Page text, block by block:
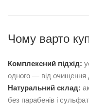
Чому варто
Комплексний підхід:
одного — від очищення
Натуральний склад:
без парабенів і